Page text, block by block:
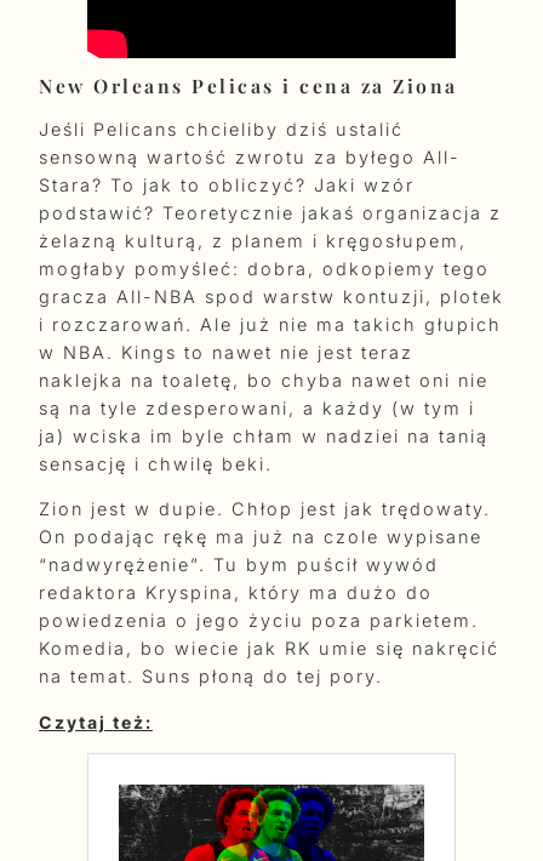
New Orleans Pelicas i cena za Ziona
Jeśli Pelicans chcieliby dziś ustalić
sensowną wartość zwrotu za byłego All-
Stara? To jak to obliczyć? Jaki wzór
podstawić? Teoretycznie jakaś organizacja z
żelazną kulturą, z planem i kręgosłupem,
mogłaby pomyśleć: dobra, odkopiemy tego
gracza All-NBA spod warstw kontuzji, plotek
i rozczarowań. Ale już nie ma takich głupich
w NBA. Kings to nawet nie jest teraz
naklejka na toaletę, bo chyba nawet oni nie
są na tyle zdesperowani, a każdy (w tym i
ja) wciska im byle chłam w nadziei na tanią
sensację i chwilę beki.
Zion jest w dupie. Chłop jest jak trędowaty.
On podając rękę ma już na czole wypisane
“nadwyrężenie”. Tu bym puścił wywód
redaktora Kryspina, który ma dużo do
powiedzenia o jego życiu poza parkietem.
Komedia, bo wiecie jak RK umie się nakręcić
na temat. Suns płoną do tej pory.
Czytaj też: